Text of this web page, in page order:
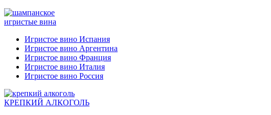
игристые вина
Игристое вино Испания
Игристое вино Аргентина
Игристое вино Франция
Игристое вино Италия
Игристое вино Россия
КРЕПКИЙ АЛКОГОЛЬ